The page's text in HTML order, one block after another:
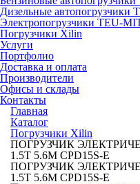
Дизельные автопогрузчики
Электропогрузчики TEU-
Погрузчики Xilin
Услуги
Портфолио
Доставка и оплата
Производители
Офисы и склады
Контакты
Главная
Каталог
Погрузчики Xilin
ПОГРУЗЧИК
1.5Т 5.6М CPD15S-E
ПОГРУЗЧИК
1.5Т 5.6М CPD15S-E